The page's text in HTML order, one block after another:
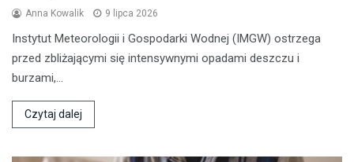
Anna Kowalik 9 lipca 2026
Instytut Meteorologii i Gospodarki Wodnej (IMGW) ostrzega
przed zbliżającymi się intensywnymi opadami deszczu i
burzami,…
Czytaj dalej